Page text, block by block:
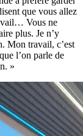
que vous allez
Vous ne
plus. Je n’y
Mon travail, c’est
l’on parle de
»